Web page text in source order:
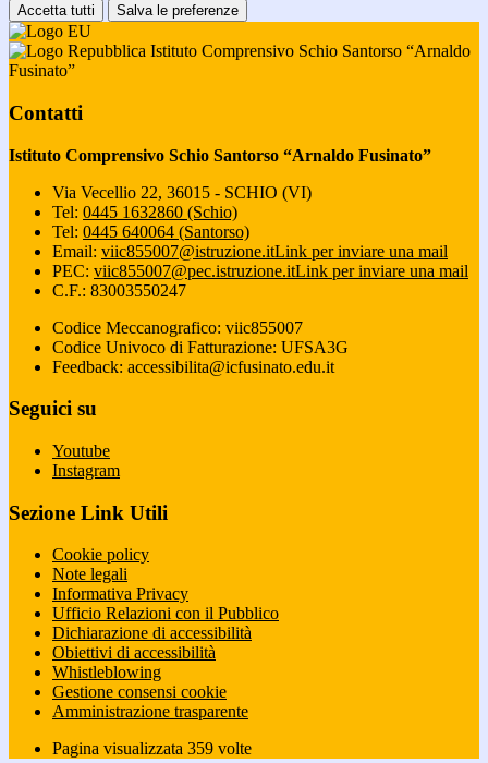
Accetta tutti Salva le preferenze
Istituto Comprensivo Schio Santorso “Arnaldo
Fusinato”
Contatti
Istituto Comprensivo Schio Santorso “Arnaldo Fusinato”
Via Vecellio 22, 36015 - SCHIO (VI)
Tel: 0445 1632860 (Schio)
Tel: 0445 640064 (Santorso)
Email: viic855007@istruzione.itLink per inviare una mail
PEC: viic855007@pec.istruzione.itLink per inviare una mail
C.F.: 83003550247
Codice Meccanografico: viic855007
Codice Univoco di Fatturazione: UFSA3G
Feedback: accessibilita@icfusinato.edu.it
Seguici su
Youtube
Instagram
Sezione Link Utili
Cookie policy
Note legali
Informativa Privacy
Ufficio Relazioni con il Pubblico
Dichiarazione di accessibilità
Obiettivi di accessibilità
Whistleblowing
Gestione consensi cookie
Amministrazione trasparente
Pagina visualizzata 359 volte